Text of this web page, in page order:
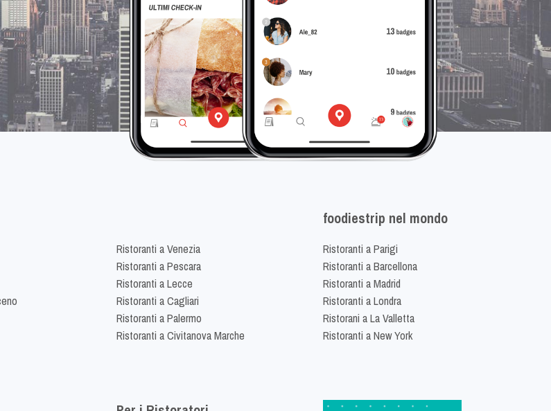
Ristoranti a Venezia
Ristoranti a Pescara
Ristoranti a Lecce
Ristoranti a Cagliari
Ristoranti a Palermo
Ristoranti a Civitanova Marche
foodiestrip nel mondo
Ristoranti a Parigi
Ristoranti a Barcellona
Ristoranti a Madrid
Ristoranti a Londra
Ristorani a La Valletta
Ristoranti a New York